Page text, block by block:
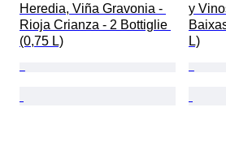
Heredia, Viña Gravonia -
Rioja Crianza - 2 Bottiglie
(0,75 L)
y
L)